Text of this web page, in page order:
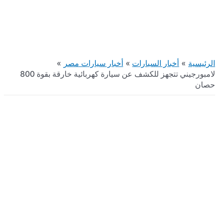
لامبورجيني تتجهز للكشف عن سيارة كهربائية خارقة بقوة 800